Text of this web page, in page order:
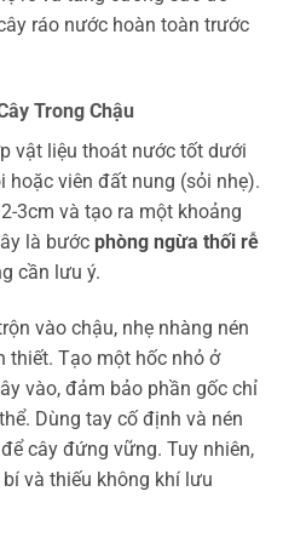
ráo nước hoàn toàn trước
Trong Chậu
vật liệu thoát nước tốt dưới
hoặc viên đất nung (sỏi nhẹ).
3cm và tạo ra một khoảng
là bước phòng ngừa thối rễ
cần lưu ý.
vào chậu, nhẹ nhàng nén
thiết. Tạo một hốc nhỏ ở
vào, đảm bảo phần gốc chỉ
Dùng tay cố định và nén
cây đứng vững. Tuy nhiên,
và thiếu không khí lưu